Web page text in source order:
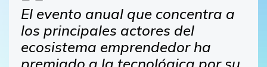
El evento anual que concentra a
los principales actores del
ecosistema emprendedor ha
premiado a la tecnológica por su